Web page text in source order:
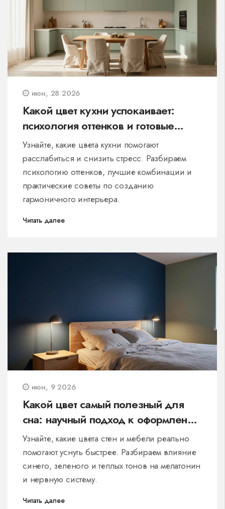
июн, 28 2026
Какой цвет кухни успокаивает:
психология оттенков и готовые
решения для гармоничного
интерьера
Узнайте, какие цвета кухни помогают
расслабиться и снизить стресс. Разбираем
психологию оттенков, лучшие комбинации и
практические советы по созданию
гармоничного интерьера.
Читать далее
июн, 9 2026
Какой цвет самый полезный для
сна: научный подход к оформлению
спальни
Узнайте, какие цвета стен и мебели реально
помогают уснуть быстрее. Разбираем влияние
синего, зеленого и теплых тонов на мелатонин
и нервную систему.
Читать далее